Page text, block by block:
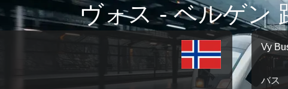
ヴォス - ベルゲン
Vy
バス